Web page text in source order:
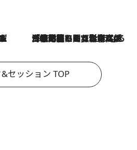
2026.8.3
「住宅建てられない…」「サーチャージ料の高値が続いている」ホルムズ海峡封鎖による影響はいつまで続く？《エネルギー専門家に聞く“どうなる日本の暮らし”》
&セッション TOP